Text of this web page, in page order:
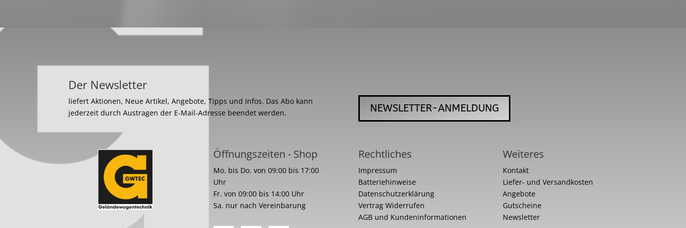
Der Newsletter
liefert Aktionen, Neue Artikel, Angebote, Tipps und Infos. Das Abo kann
jederzeit durch Austragen der E-Mail-Adresse beendet werden.
NEWSLETTER-ANMELDUNG
Öffnungszeiten - Shop
Mo. bis Do. von 09:00 bis 17:00
Uhr
Fr. von 09:00 bis 14:00 Uhr
Sa. nur nach Vereinbarung
Rechtliches
Impressum
Batteriehinweise
Datenschutzerklärung
Vertrag Widerrufen
AGB und Kundeninformationen
Weiteres
Kontakt
Liefer- und Versandkosten
Angebote
Gutscheine
Newsletter